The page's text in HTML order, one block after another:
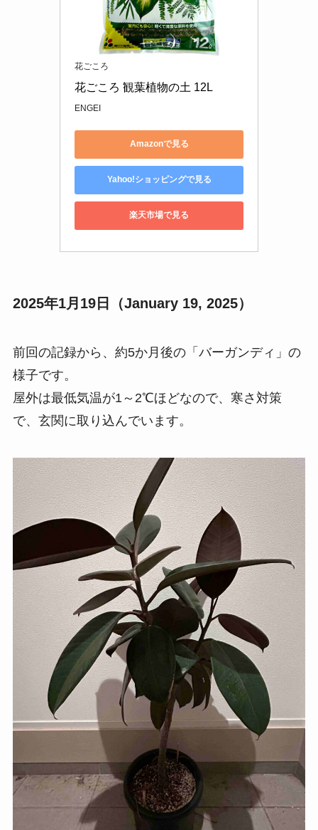
花ごころ
花ごころ 観葉植物の土 12L
ENGEI
Amazonで見る
Yahoo!ショッピングで見る
楽天市場で見る
2025年1月19日（January 19, 2025）
前回の記録から、約5か月後の「バーガンディ」の
様子です。
屋外は最低気温が1～2℃ほどなので、寒さ対策
で、玄関に取り込んでいます。